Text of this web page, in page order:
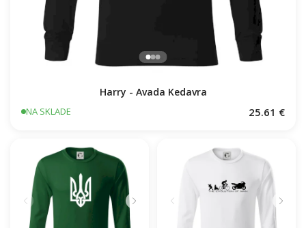
Harry - Avada Kedavra
NA SKLADE 25.61 €